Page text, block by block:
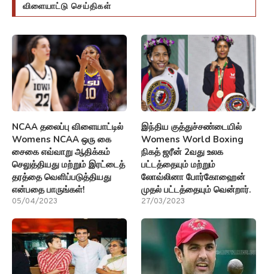
விளையாட்டு செய்திகள்
NCAA தலைப்பு விளையாட்டில்
Womens NCAA ஒரு கை
சைகை எவ்வாறு ஆதிக்கம்
செலுத்தியது மற்றும் இரட்டைத்
தரத்தை வெளிப்படுத்தியது
என்பதை பாருங்கள்!
05/04/2023
இந்திய குத்துச்சண்டையில்
Womens World Boxing
நிகத் ஜரீன் 2வது உலக
பட்டத்தையும் மற்றும்
லோவ்லினா போர்கோஹைன்
முதல் பட்டத்தையும் வென்றார்.
27/03/2023